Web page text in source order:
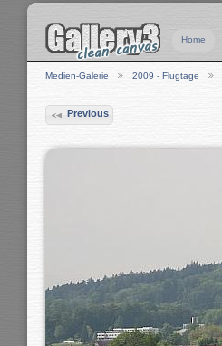
Home
Medien-Galerie 2009 - Flugtage
Previous